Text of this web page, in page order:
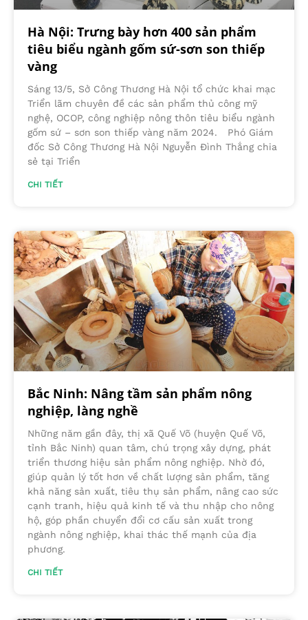
Hà Nội: Trưng bày hơn 400 sản phẩm
tiêu biểu ngành gốm sứ-sơn son thiếp
vàng
Sáng 13/5, Sở Công Thương Hà Nội tổ chức khai mạc
Triển lãm chuyên đề các sản phẩm thủ công mỹ
nghệ, OCOP, công nghiệp nông thôn tiêu biểu ngành
gốm sứ – sơn son thiếp vàng năm 2024. Phó Giám
đốc Sở Công Thương Hà Nội Nguyễn Đình Thắng chia
sẻ tại Triển
CHI TIẾT
Bắc Ninh: Nâng tầm sản phẩm nông
nghiệp, làng nghề
Những năm gần đây, thị xã Quế Võ (huyện Quế Võ,
tỉnh Bắc Ninh) quan tâm, chú trọng xây dựng, phát
triển thương hiệu sản phẩm nông nghiệp. Nhờ đó,
giúp quản lý tốt hơn về chất lượng sản phẩm, tăng
khả năng sản xuất, tiêu thụ sản phẩm, nâng cao sức
cạnh tranh, hiệu quả kinh tế và thu nhập cho nông
hộ, góp phần chuyển đổi cơ cấu sản xuất trong
ngành nông nghiệp, khai thác thế mạnh của địa
phương.
CHI TIẾT